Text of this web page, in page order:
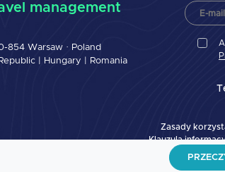
management
854 Warsaw · Poland
| Hungary Romania
Zasady
Klauzula